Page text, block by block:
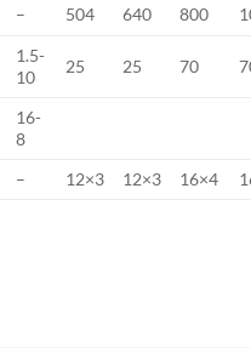
– 504 640 800
1.5-
10
25 25 70
16-
8
– 12×3 12×3 16×4